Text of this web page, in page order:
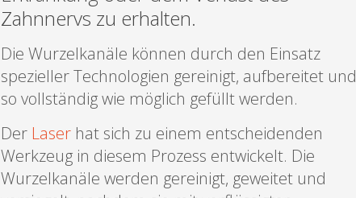
Zahnnervs zu erhalten.
Die Wurzelkanäle können durch den Einsatz
spezieller Technologien gereinigt, aufbereitet und
so vollständig wie möglich gefüllt werden.
Der Laser hat sich zu einem entscheidenden
Werkzeug in diesem Prozess entwickelt. Die
Wurzelkanäle werden gereinigt, geweitet und